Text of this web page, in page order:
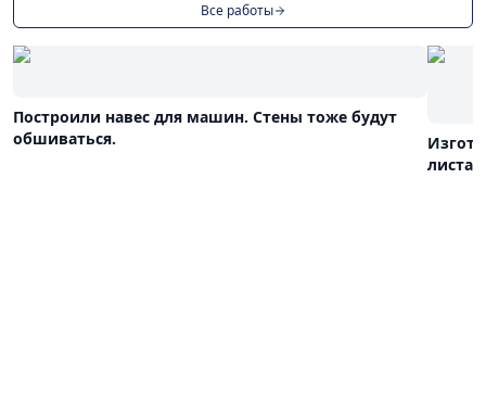
Все работы
Построили навес для машин. Стены тоже будут
обшиваться.
листа